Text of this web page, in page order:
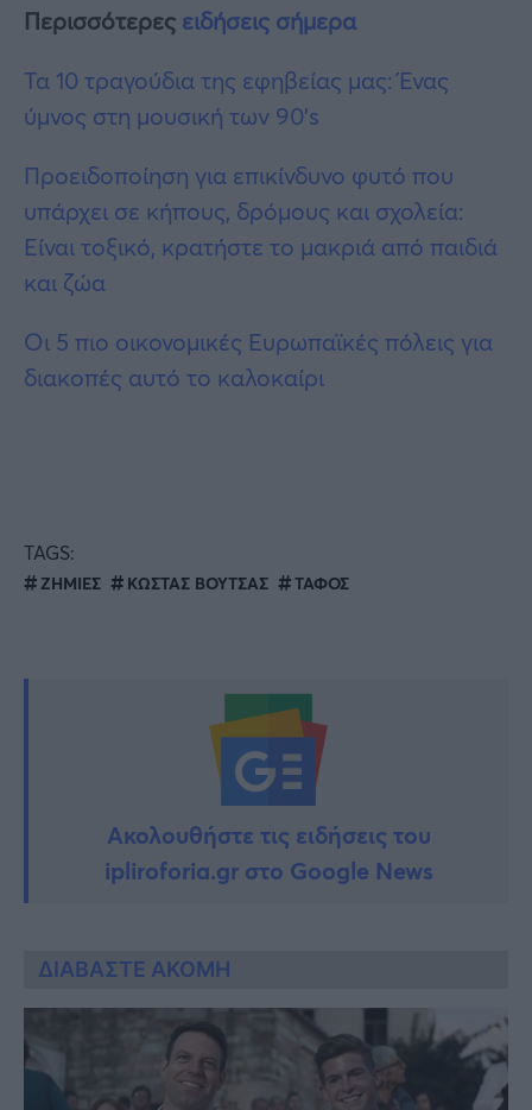
Περισσότερες ειδήσεις σήμερα
Τα 10 τραγούδια της εφηβείας μας: Ένας
ύμνος στη μουσική των 90’s
Προειδοποίηση για επικίνδυνο φυτό που
υπάρχει σε κήπους, δρόμους και σχολεία:
Είναι τοξικό, κρατήστε το μακριά από παιδιά
και ζώα
Οι 5 πιο οικονομικές Ευρωπαϊκές πόλεις για
διακοπές αυτό το καλοκαίρι
TAGS:
ΖΗΜΙΕΣ ΚΩΣΤΑΣ ΒΟΥΤΣΑΣ ΤΑΦΟΣ
Ακολουθήστε τις ειδήσεις του
ipliroforia.gr στο Google News
ΔΙΑΒΑΣΤΕ ΑΚΟΜΗ